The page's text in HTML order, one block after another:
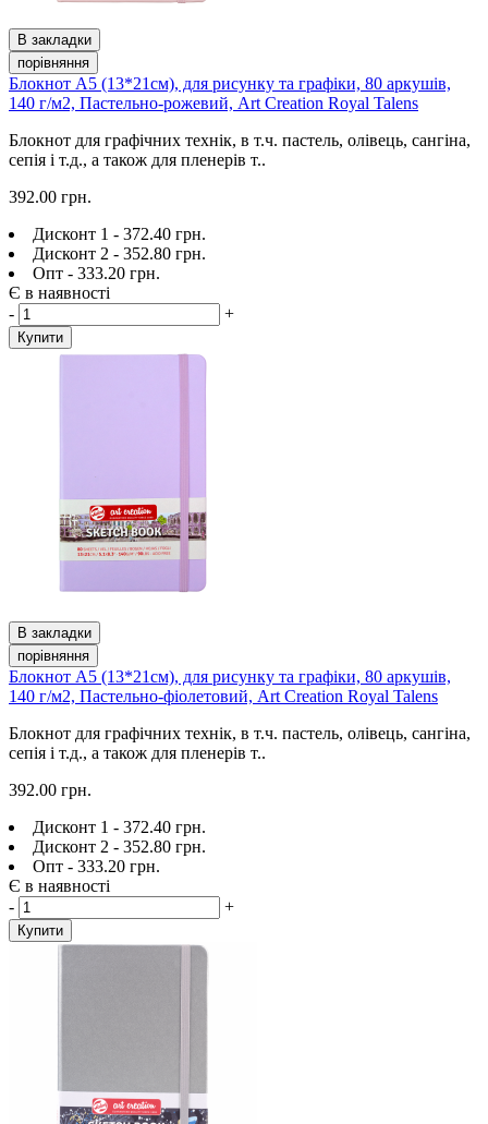
В закладки
порівняння
Блокнот А5 (13*21см), для рисунку та графіки, 80 аркушів,
140 г/м2, Пастельно-рожевий, Art Creation Royal Talens
Блокнот для графічних технік, в т.ч. пастель, олівець, сангіна,
сепія і т.д., а також для пленерів т..
392.00 грн.
Дисконт 1 - 372.40 грн.
Дисконт 2 - 352.80 грн.
Опт - 333.20 грн.
Є в наявності
-
+
Купити
В закладки
порівняння
Блокнот А5 (13*21см), для рисунку та графіки, 80 аркушів,
140 г/м2, Пастельно-фіолетовий, Art Creation Royal Talens
Блокнот для графічних технік, в т.ч. пастель, олівець, сангіна,
сепія і т.д., а також для пленерів т..
392.00 грн.
Дисконт 1 - 372.40 грн.
Дисконт 2 - 352.80 грн.
Опт - 333.20 грн.
Є в наявності
-
+
Купити